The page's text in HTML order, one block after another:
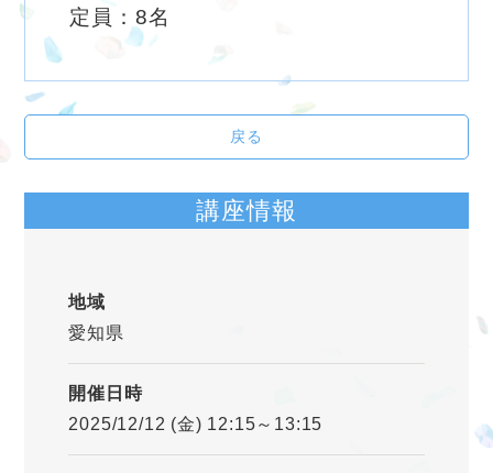
定員：8名
戻る
講座情報
地域
愛知県
開催日時
2025/12/12 (金) 12:15～13:15